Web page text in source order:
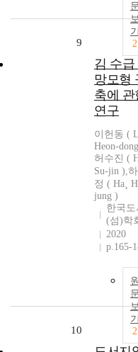
2
9
김 수급
망모형
축에 관
연구
이헌동 (
Heon-
허수진 (
Su-jin ),
정 ( Ha¸
jung )
한국도
(섬)학
2020
p.165-
2
10